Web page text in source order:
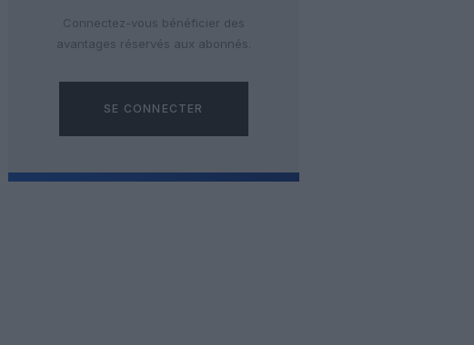
Connectez-vous bénéficier des
avantages réservés aux abonnés.
SE CONNECTER